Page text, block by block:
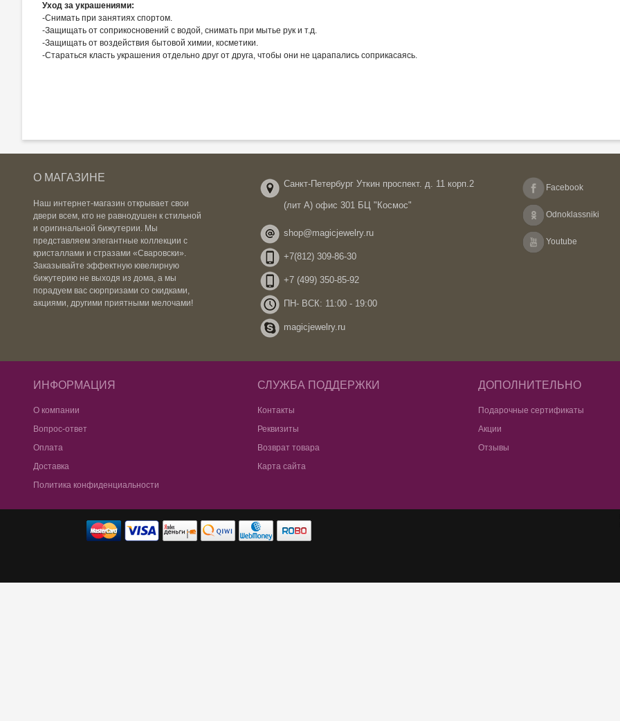
Уход за украшениями:
-Снимать при занятиях спортом.
-Защищать от соприкосновений с водой, снимать при мытье рук и т.д.
-Защищать от воздействия бытовой химии, косметики.
-Стараться класть украшения отдельно друг от друга, чтобы они не царапались соприкасаясь.
О МАГАЗИНЕ
Наш интернет-магазин открывает свои
двери всем, кто не равнодушен к стильной
и оригинальной бижутерии. Мы
представляем элегантные коллекции с
кристаллами и стразами «Сваровски».
Заказывайте эффектную ювелирную
бижутерию не выходя из дома, а мы
порадуем вас сюрпризами со скидками,
акциями, другими приятными мелочами!
Санкт-Петербург Уткин проспект. д. 11 корп.2
(лит А) офис 301 БЦ "Космос"
shop@magicjewelry.ru
+7(812) 309-86-30
+7 (499) 350-85-92
ПН- ВСК: 11:00 - 19:00
magicjewelry.ru
Facebook
Odnoklassniki
Youtube
ИНФОРМАЦИЯ
О компании
Вопрос-ответ
Оплата
Доставка
Политика конфиденциальности
СЛУЖБА ПОДДЕРЖКИ
Контакты
Реквизиты
Возврат товара
Карта сайта
ДОПОЛНИТЕЛЬНО
Подарочные сертификаты
Акции
Отзывы